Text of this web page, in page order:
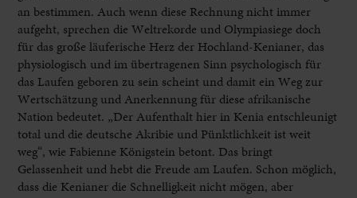
an bestimmen. Auch wenn diese Rechnung nicht immer
aufgeht, sprechen die Weltrekorde und Olympiasiege doch
für das große läuferische Herz der Hochland-Kenianer, das
physiologisch und im übertragenen Sinn psychologisch für
das Laufen geboren zu sein scheint und damit ein Weg zur
Wertschätzung und Anerkennung für diese afrikanische
Nation bedeutet. „Der Aufenthalt hier in Kenia entschleunigt
total und die deutsche Akribie und Pünktlichkeit ist weit
weg“, wie Fabienne Königstein betont. Das bringt
Gelassenheit und hebt die Freude am Laufen. Schon möglich,
dass die Kenianer die Schnelligkeit nicht mögen, aber